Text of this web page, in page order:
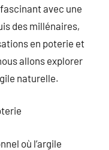
avec une
des millénaires,
en poterie et
allons explorer
naturelle.
où l’argile